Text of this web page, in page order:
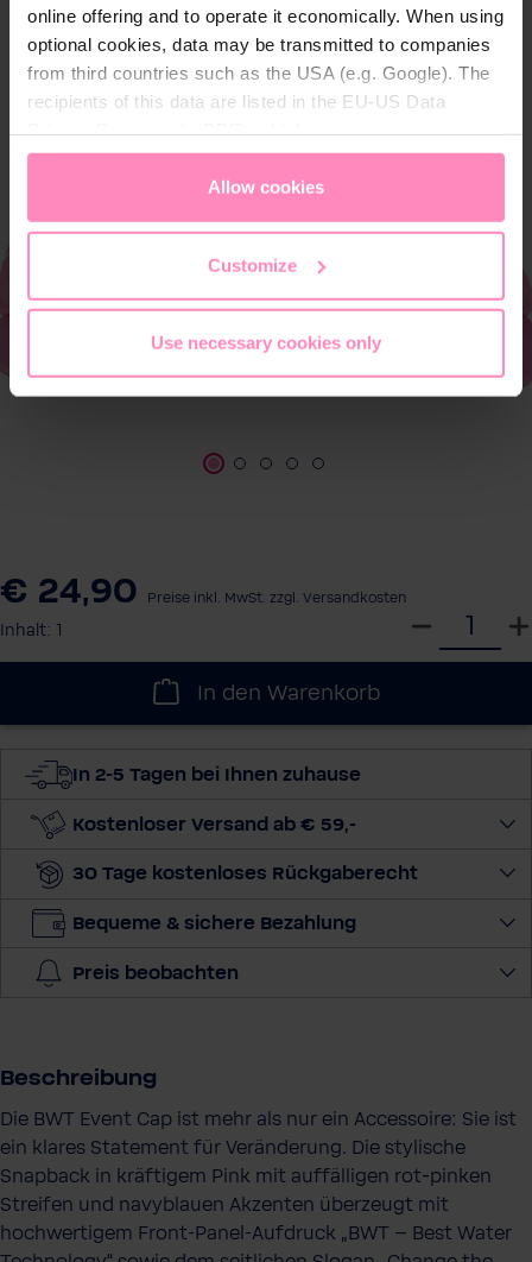
online offering and to operate it economically. When using
optional cookies, data may be transmitted to companies
from third countries such as the USA (e.g. Google). The
recipients of this data are listed in the EU-US Data
appropriate level of data protection. You canaccept all
only allow necessary cookies
access and change your chosen setting at any time in
Allow cookies
Customize
Use necessary cookies only
€ 24,90 Preise inkl. MwSt. zzgl. Versandkosten
Inhalt: 1
W
e
e
g
In den Warenkorb
In 2-5 Tagen bei Ihnen zuhause
Kostenloser Versand ab € 59,-
30 Tage kostenloses Rückgaberecht
Bequeme & sichere Bezahlung
Preis beobachten
Beschreibung
Die BWT Event Cap ist mehr als nur ein Accessoire: Sie ist
ein klares Statement für Veränderung. Die stylische
Snapback in kräftigem Pink mit auffälligen rot‑pinken
Streifen und navyblauen Akzenten überzeugt mit
hochwertigem Front-Panel-Aufdruck „BWT – Best Water